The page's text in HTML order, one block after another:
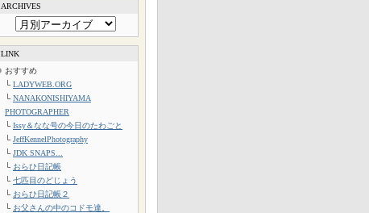
ARCHIVES
LINK
おすすめ
└ LADYWEB.ORG
└ NANAKONISHIYAMA
PHOTOGRAPHER
└ Issy＆なな号の今日のたわごと
└ JeffKennelPhotography
└ JDK SNAPS...
└ おらひ日記帳
└ 七匹目のどじょう
└ おらひ日記帳２
└ お父さんの中のコドモ達。